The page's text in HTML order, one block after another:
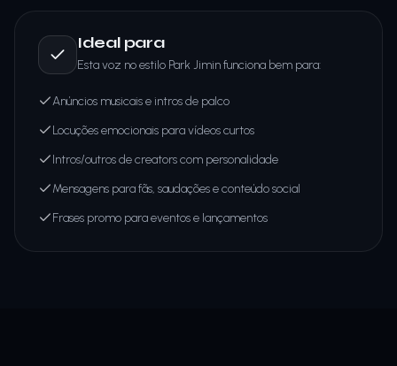
Ideal para
Esta voz no estilo Park Jimin funciona bem para:
Anúncios musicais e intros de palco
Locuções emocionais para vídeos curtos
Intros/outros de creators com personalidade
Mensagens para fãs, saudações e conteúdo social
Frases promo para eventos e lançamentos